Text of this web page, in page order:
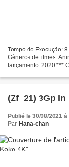
Tempo de Execução:
Gêneros de filmes:
lançamento: 2020 ***
(Zf_21) 3Gp
Publié le 30/08/2021 à
Par Hana-chan